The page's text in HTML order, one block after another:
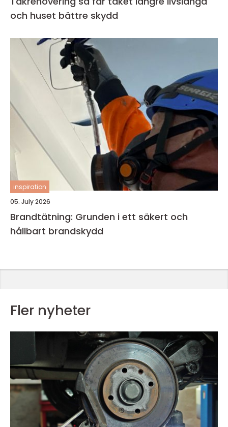
och huset bättre skydd
inspiration
05. July 2026
Brandtätning: Grunden i ett säkert och
hållbart brandskydd
Fler nyheter